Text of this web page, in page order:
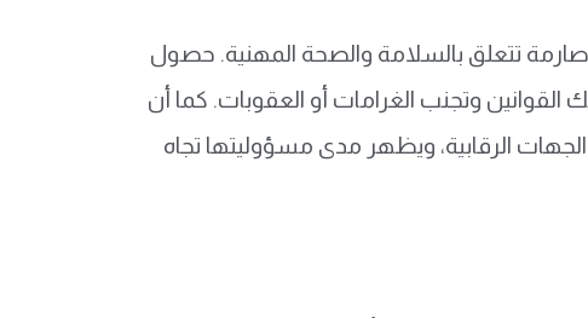
صارمة تتعلق بالسلامة والصحة المهنية. حصول
وتجنب الغرامات أو العقوبات. كما أن
الرقابية، ويظهر مدى مسؤوليتها تجاه